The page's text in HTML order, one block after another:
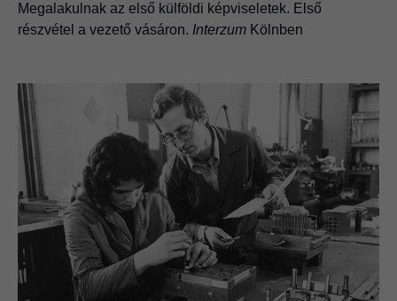
Megalakulnak az első külföldi képviseletek. Első
részvétel a vezető vásáron. Interzum Kölnben